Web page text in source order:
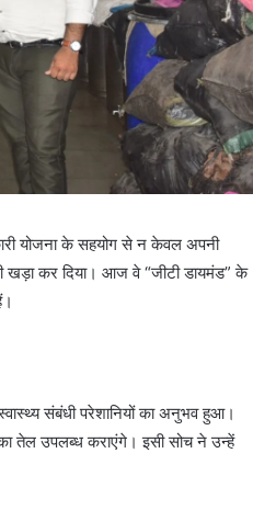
योजना के सहयोग से न केवल अपनी
खड़ा कर दिया। आज वे “जीटी डायमंड” के
संबंधी परेशानियों का अनुभव हुआ।
तेल उपलब्ध कराएंगे। इसी सोच ने उन्हें